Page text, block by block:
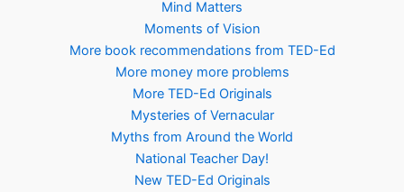
Mind Matters
Moments of Vision
More book recommendations from TED-Ed
More money more problems
More TED-Ed Originals
Mysteries of Vernacular
Myths from Around the World
National Teacher Day!
New TED-Ed Originals